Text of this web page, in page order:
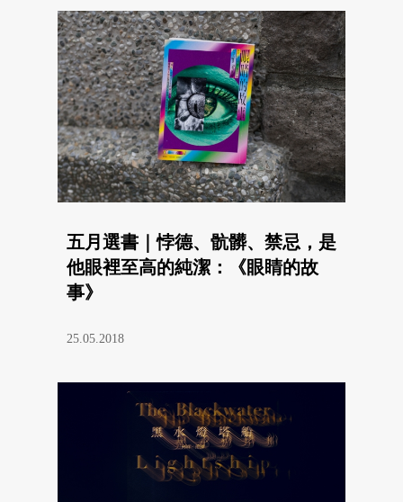
五月選書｜悖德、骯髒、禁忌，是
他眼裡至高的純潔：《眼睛的故
事》
25.05.2018